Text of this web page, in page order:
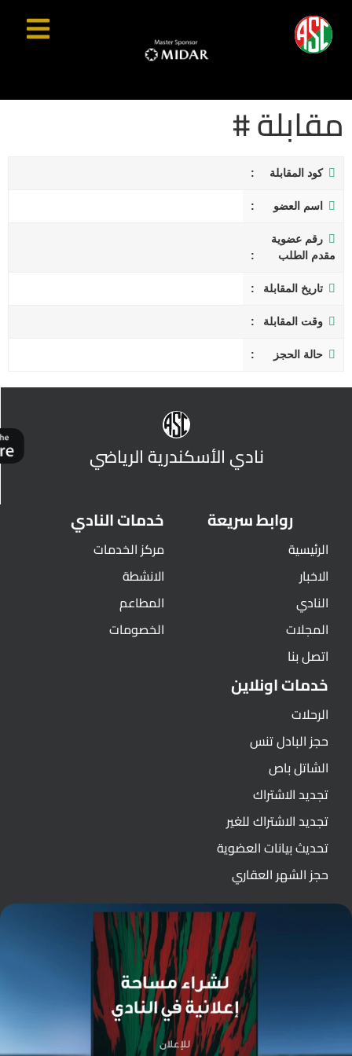
مقابلة #
كود المقابلة
اسم العضو
رقم عضوية
مقدم الطلب
تاريخ المقابلة
وقت المقابلة
حالة الحجز
نادي الأسكندرية الرياضي
روابط سريعة
الرئيسية
الاخبار
النادي
المجلات
اتصل بنا
خدمات النادي
مركز الخدمات
الانشطة
المطاعم
الخصومات
خدمات اونلاين
الرحلات
حجز البادل تنس
الشاتل باص
تجديد الاشتراك
تجديد الاشتراك للغير
تحديث بيانات العضوية
حجز الشهر العقاري